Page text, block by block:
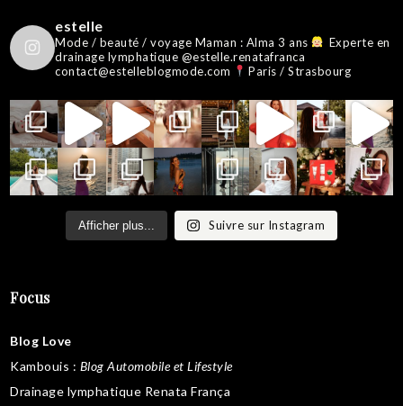
estelle
Mode / beauté / voyage Maman : Alma 3 ans
Experte en
drainage lymphatique @estelle.renatafranca
contact@estelleblogmode.com
Paris / Strasbourg
Afficher plus... Suivre sur Instagram
Focus
Blog Love
Kambouis : Blog Automobile et Lifestyle
Drainage lymphatique Renata França